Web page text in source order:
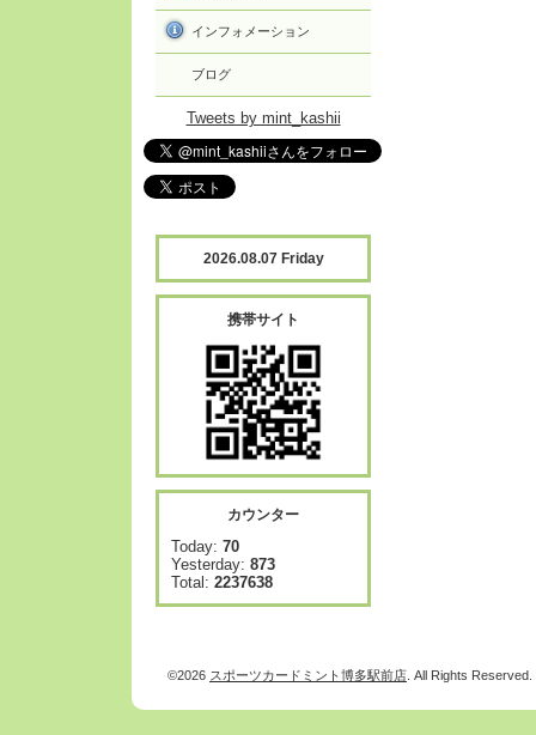
インフォメーション
ブログ
Tweets by mint_kashii
2026.08.07 Friday
携帯サイト
カウンター
Today: 70
Yesterday: 873
Total: 2237638
©2026 スポーツカードミント博多駅前店 . All Rights Reserved.